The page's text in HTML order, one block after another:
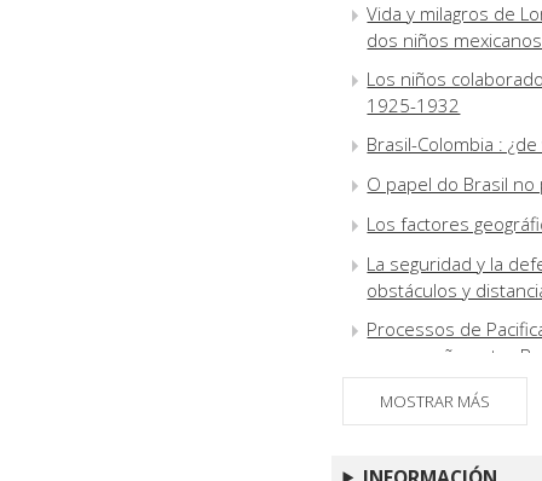
Vida y milagros de
dos niños
Los niños
1925-1932
Brasil-Colombia :
O papel do Brasil
Los factores
La seguridad y la
obstáculos y
Processos de
cooperação entre
Espacios y roles en
Notas : reseñas
MOSTRAR MÁS